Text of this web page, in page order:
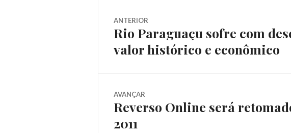
Navegação
de
ANTERIOR
Post
anterior:
Rio Paraguaçu sofre com
valor histórico e econômico
AVANÇAR
Próximo
post:
Reverso Online será
2011